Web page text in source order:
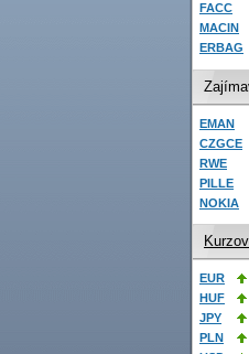
FACC
MACIN
ERBAG
EMAN
CZGCE
RWE
PILLE
NOKIA
EUR
HUF
JPY
PLN